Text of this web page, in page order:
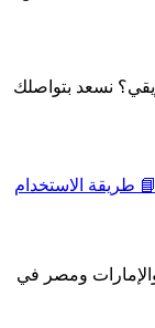
نسعد بتواصلك
📘 طريقة الاستخدام
ومصر في